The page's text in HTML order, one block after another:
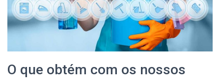
O que obtém com os nossos